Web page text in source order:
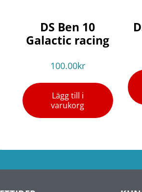
DS Ben 10
Galactic racing
100.00kr
Lägg till i
varukorg